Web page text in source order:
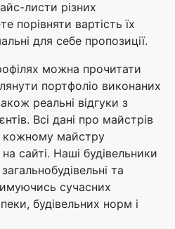
листи різних
порівняти вартість їх
для себе пропозиції.
можна прочитати
портфоліо виконаних
реальні відгуки з
Всі дані про майстрів
кожному майстру
сайті. Наші будівельники
та
сучасних
будівельних норм і